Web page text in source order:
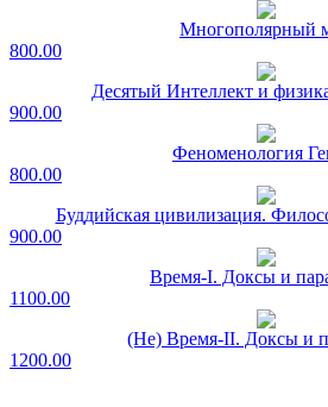
Многополярный
800.00
Десятый Интеллект и
900.00
Феноменология
800.00
Буддийская цивилизация.
900.00
Время-I. Доксы и
1100.00
(Не) Время-II. Доксы и
1200.00